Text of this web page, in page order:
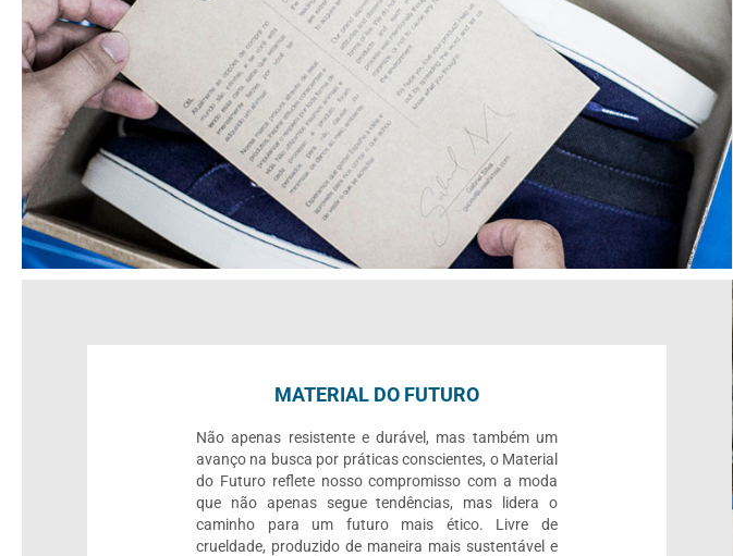
MATERIAL DO FUTURO
Não apenas resistente e durável, mas também um
avanço na busca por práticas conscientes, o Material
do Futuro reflete nosso compromisso com a moda
que não apenas segue tendências, mas lidera o
caminho para um futuro mais ético. Livre de
crueldade, produzido de maneira mais sustentável e